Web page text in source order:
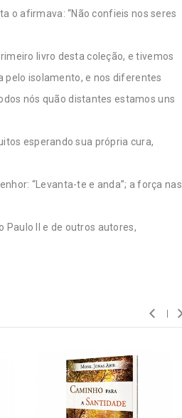
o afirmava: “Não confieis nos seres
livro desta coleção, e tivemos
pelo isolamento, e nos diferentes
nós quão distantes estamos uns
esperando sua própria cura,
“Levanta-te e anda”; a força nas
Paulo II e de outros autores,